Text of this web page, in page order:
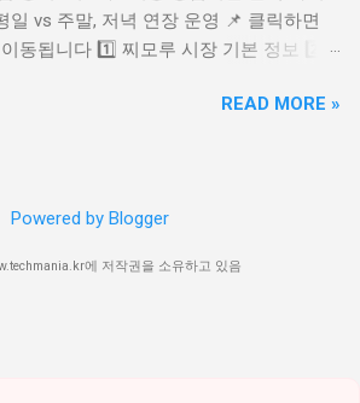
너 프로그램 정책 보기 4. 광고 차단 프로그
련 정책 현재까지는 광고 차단 프로그램 사
경고 메시지 가 유튜브에 직접 뜨지는 않
, 유튜브는 탐지 기술을 강화 중이며, 앞으
(Adblock Plus) 5. 요약 및 보안 수칙 유튜브
즈 홈페이지나 앱에서 블루 회원 가입을
면 됩니다. 구체적인 단계는 다음과 같아
몰에서 블루 멤버십 회원권 선착순 구매 삼
지 변화가 있을 것으로 예상됩니다: 회원
간이 2년에서 1년으로 단축될 수 있어요.
일 vs 주말, 저녁 연장 운영 📌 클릭하면
동됩니다 1️⃣ 찌모루 시장 기본 정보 2️⃣
위치 & 주변 정보 5️⃣ 유용 링크 버튼 1️⃣
과 현지인이 함께 많이 찾는 쇼핑 명소이며
READ MORE »
Powered by Blogger
에 저작권을 소유하고 있음